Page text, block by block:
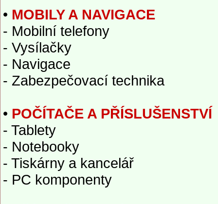
• MOBILY A NAVIGACE
- Mobilní telefony
- Vysílačky
- Navigace
- Zabezpečovací technika
• POČÍTAČE A PŘÍSLUŠENSTVÍ
- Tablety
- Notebooky
- Tiskárny a kancelář
- PC komponenty